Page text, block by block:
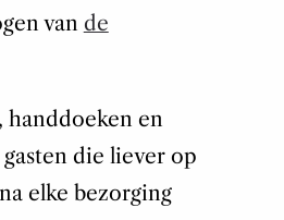
van de
handdoeken en
die liever op
elke bezorging